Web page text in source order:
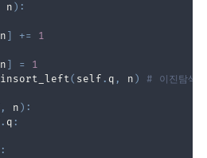
n ) :
n ] +=
1
n ] =
1
insort_left( self . q , n ) # 이진탐색
, n ) :
. q :
: